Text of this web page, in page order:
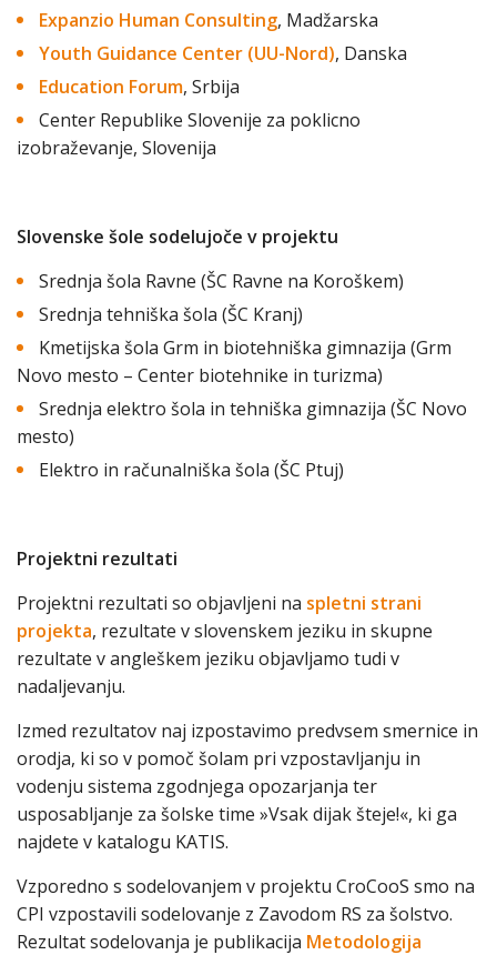
Expanzio Human Consulting, Madžarska
Youth Guidance Center (UU-Nord), Danska
Education Forum, Srbija
Center Republike Slovenije za poklicno
izobraževanje, Slovenija
Slovenske šole sodelujoče v projektu
Srednja šola Ravne (ŠC Ravne na Koroškem)
Srednja tehniška šola (ŠC Kranj)
Kmetijska šola Grm in biotehniška gimnazija (Grm
Novo mesto – Center biotehnike in turizma)
Srednja elektro šola in tehniška gimnazija (ŠC Novo
mesto)
Elektro in računalniška šola (ŠC Ptuj)
Projektni rezultati
Projektni rezultati so objavljeni na spletni strani
projekta, rezultate v slovenskem jeziku in skupne
rezultate v angleškem jeziku objavljamo tudi v
nadaljevanju.
Izmed rezultatov naj izpostavimo predvsem smernice in
orodja, ki so v pomoč šolam pri vzpostavljanju in
vodenju sistema zgodnjega opozarjanja ter
usposabljanje za šolske time »Vsak dijak šteje!«, ki ga
najdete v katalogu KATIS.
Vzporedno s sodelovanjem v projektu CroCooS smo na
CPI vzpostavili sodelovanje z Zavodom RS za šolstvo.
Rezultat sodelovanja je publikacija Metodologija